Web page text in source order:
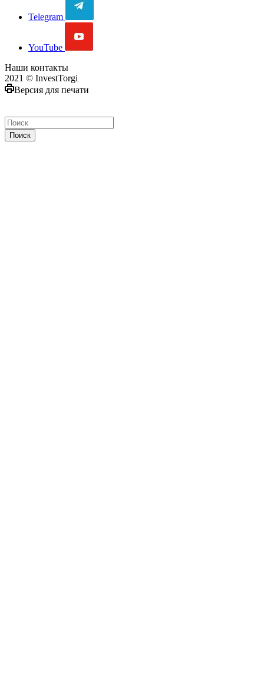
Telegram
YouTube
Наши контакты
2021 © InvestTorgi
Версия для печати
Поиск